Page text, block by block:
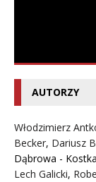
AUTORZY
Włodzimierz
Becker, Dariusz
Dąbrowa - Kostka
Lech Galicki,